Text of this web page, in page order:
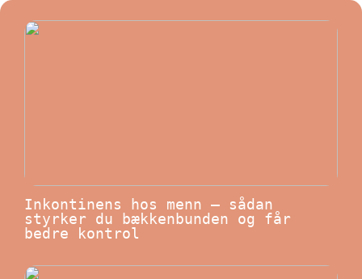
Inkontinens hos menn – sådan
styrker du bækkenbunden og får
bedre kontrol